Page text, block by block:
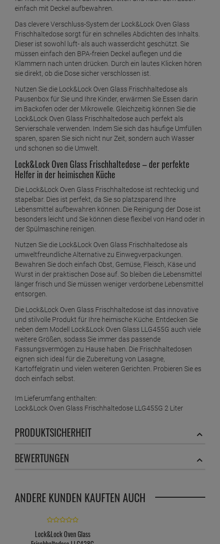
einfach mit Deckel aufbewahren.
Das clevere Verschluss-System der Lock&Lock Oven Glass
Frischhaltedose sorgt für ein schnelles Abdichten des Inhalts.
Dieser ist sowohl luft- als auch wasserdicht geschützt. Sie
müssen einfach den BPA-freien Deckel auflegen und die
Klammern nach unten drücken. Durch ein lautes Klicken hören
sie direkt, ob die Dose sicher verschlossen ist.
Nutzen Sie die Lock&Lock Oven Glass Frischhaltedose als
Pausenbox für Sie und Ihre Kinder, erwärmen Sie Essen darin
im Backofen oder der Mikrowelle. Gleichzeitig können Sie die
Lock&Lock Oven Glass Frischhaltedose auch perfekt als
Servierschale verwenden. Indem Sie sich das häufige Umfüllen
sparen, sparen Sie sich nicht nur Zeit, sondern auch Wasser
und schonen so die Umwelt.
Lock&Lock Oven Glass Frischhaltedose – der perfekte
Helfer in der heimischen Küche
Die Lock&Lock Oven Glass Frischhaltedose ist rechteckig und
stapelbar. Dies ist perfekt, da Sie so platzsparend Ihre
Lebensmittel aufbewahren können. Die Reinigung der Dose ist
besonders leicht und Sie können diese flexibel von Hand oder in
der Spülmaschine reinigen.
Nutzen Sie die Lock&Lock Oven Glass Frischhaltedose als
umweltfreundliche Alternative zu Einwegverpackungen.
Bewahren Sie doch einfach Obst, Gemüse, Fleisch, Käse und
Wurst in der praktischen Dose auf. So bleiben die Lebensmittel
länger frisch und Sie müssen weniger verdorbene Lebensmittel
entsorgen.
Die Lock&Lock Oven Glass Frischhaltedose ist das innovative
und stilvolle Produkt für Ihre heimische Küche. Entdecken Sie
neben dem Modell Lock&Lock Oven Glass LLG455G auch viele
weitere Größen, sodass Sie immer das passende
Fassungsvermögen zu Hause haben. Die Frischhaltedosen
eignen sich ideal für die Zubereitung von Lasagne,
Kartoffelgratin und vielen weiteren Gerichten. Probieren Sie es
doch einfach selbst.
Im Lieferumfang enthalten:
Lock&Lock Oven Glass Frischhaltedose LLG455G 2 Liter
PRODUKTSICHERHEIT
BEWERTUNGEN
ANDERE KUNDEN KAUFTEN AUCH
Lock&Lock Oven Glass